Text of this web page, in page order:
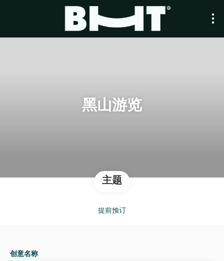
黑山游览
主题
提前预订
创意名称